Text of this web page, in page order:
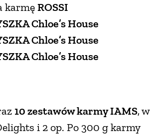
karmęROSSI
Chloe’s House
Chloe’s House
Chloe’s House
10 zestawów karmy IAMS, w
i 2 op. Po 300 g karmy